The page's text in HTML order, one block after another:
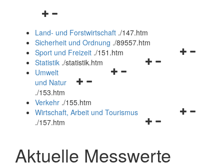
Navigationsmenü
und
schließen
Land- und Forstwirtschaft ./147.htm
Sicherheit und Ordnung ./89557.htm
Navigationsmenü
Sport und Freizeit ./151.htm
Navigationsmenü
Statistik ./statistik.htm
Navigationsmenü
und
schließen
Umwelt
und Natur
./153.htm
Verkehr ./155.htm
Navigationsmenü
schließen
Wirtschaft, Arbeit und Tourismus
./157.htm
Aktuelle Messwerte